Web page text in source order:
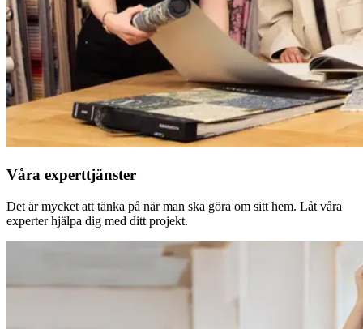
Våra experttjänster
Det är mycket att tänka på när man ska göra om sitt hem. Låt våra
experter hjälpa dig med ditt projekt.